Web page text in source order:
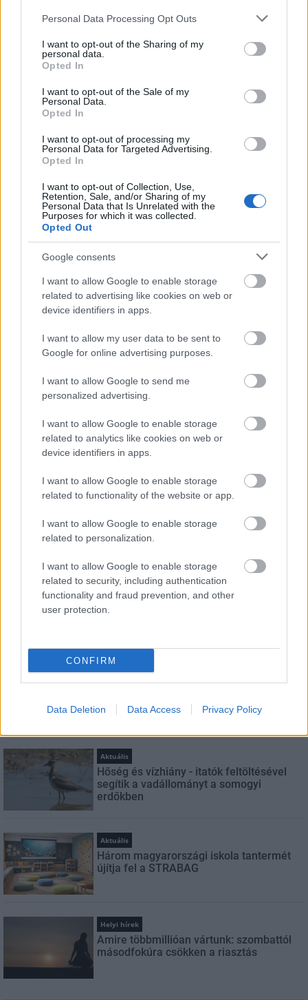
Please note that this website/app uses one or more Google
not limited to your visit or usage behaviour. You may click to
grant or deny consent to Google and its third-party tags to
use your data for below specified purposes in below Google
consent section.
Personal Data Processing Opt Outs
I want to opt-out of the Sharing of my
personal data.
Opted In
I want to opt-out of the Sale of my
Personal Data.
Opted In
I want to opt-out of processing my
Personal Data for Targeted Advertising.
Opted In
I want to opt-out of Collection, Use,
Retention, Sale, and/or Sharing of my
Personal Data that Is Unrelated with the
Purposes for which it was collected.
Opted Out
Google consents
I want to allow Google to enable storage
related to advertising like cookies on web or
device identifiers in apps.
I want to allow my user data to be sent to
Google for online advertising purposes.
I want to allow Google to send me
personalized advertising.
I want to allow Google to enable storage
related to analytics like cookies on web or
device identifiers in apps.
I want to allow Google to enable storage
related to functionality of the website or app.
I want to allow Google to enable storage
related to personalization.
I want to allow Google to enable storage
related to security, including authentication
functionality and fraud prevention, and other
user protection.
CONFIRM
Data Deletion Data Access Privacy Policy
különszintű csomópontot hoz létre az MKIF az M1-es
bővítésénél.
csomópont épül Angyalföldön
Másfélszeresére bővítik
Paks II.: Mit jelent az 5. blokk új
mérföldköve a felülvizsgálat
E-mail cím
Feliratkozom a hírlevélre és elfogadom az
FELIRATKOZÁS
Országos hírek
Megérkezett az eső a Duna vízgyűjtőjére
Aktuális
Hőség és vízhiány - itatók feltöltésével
segítik a vadállományt a somogyi
erdőkben
Aktuális
Három magyarországi iskola tantermét
újítja fel a STRABAG
Helyi hírek
Amire többmillióan vártunk: szombattól
másodfokúra csökken a riasztás